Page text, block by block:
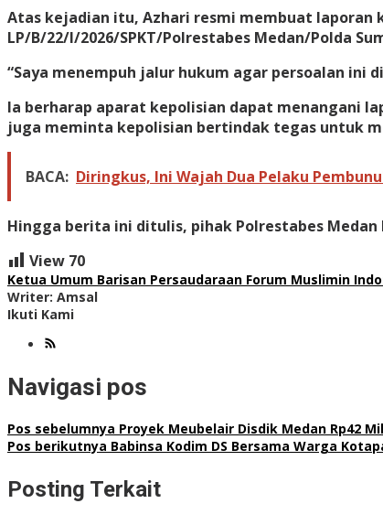
Atas kejadian itu, Azhari resmi membuat laporan
LP/B/22/I/2026/SPKT/Polrestabes Medan/Polda
“Saya menempuh jalur hukum agar persoalan
Ia berharap aparat kepolisian dapat menangani
juga meminta kepolisian bertindak tegas untuk
BACA: Diringkus, Ini Wajah Dua Pelaku
Hingga berita ini ditulis, pihak Polrestabes
View 70
Ketua Umum Barisan Persaudaraan Forum Muslimin
Writer: Amsal
Ikuti Kami
Navigasi pos
Pos sebelumnya Proyek Meubelair Disdik Medan Rp42
Pos berikutnya Babinsa Kodim DS Bersama Warga
Posting Terkait